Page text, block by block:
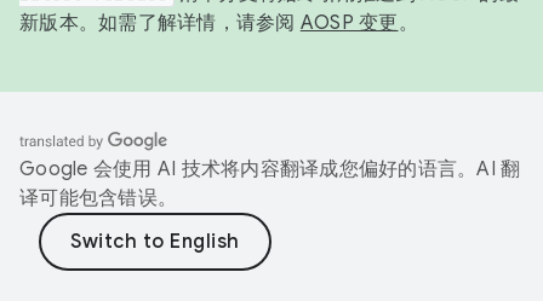
新版本。如需了解详情，请参阅 AOSP 变更。
Google 会使用 AI 技术将内容翻译成您偏好的语言。AI 翻
译可能包含错误。